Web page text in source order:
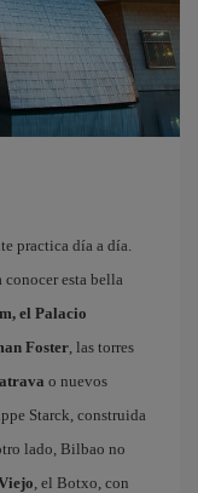
practica día a día.
conocer esta bella
el Palacio
Foster, las torres
o nuevos
Starck, construida
lado, Bilbao no
, el Botxo, con